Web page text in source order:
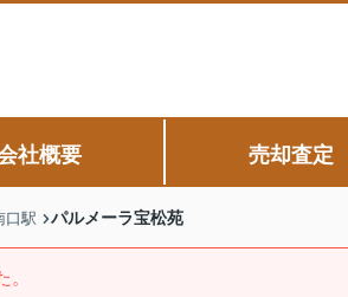
社概要 売却査定
口駅 パルメーラ宝松苑